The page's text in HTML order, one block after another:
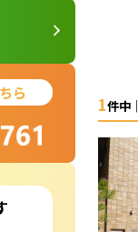
ら
1件中｜